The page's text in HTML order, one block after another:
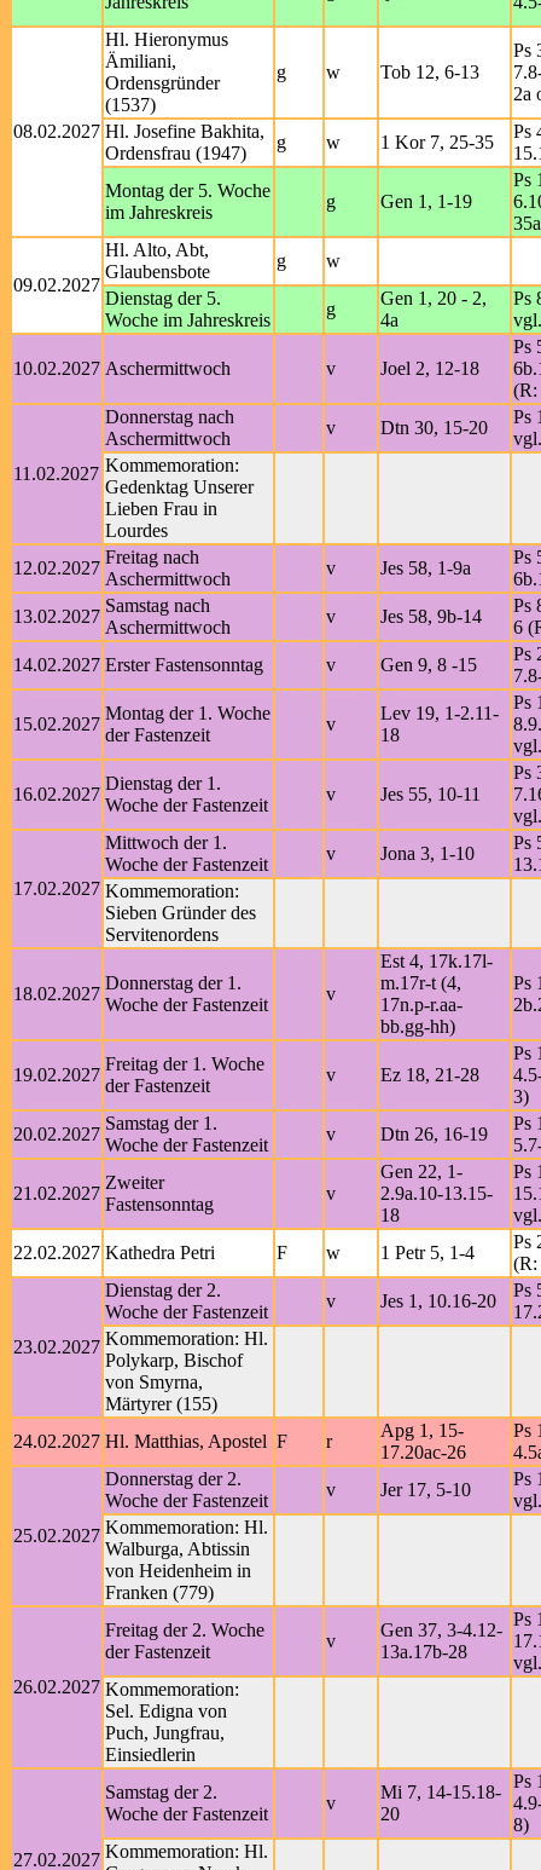
08.02.2027
Hl. Hieronymus
Ämiliani,
Ordensgründer
(1537)
g w Tob 12, 6-13
Ps
2a
Hl. Josefine Bakhita,
Ordensfrau (1947)
g w 1 Kor 7, 25-35
Ps
Montag der 5. Woche
im Jahreskreis
g Gen 1, 1-19
Ps
09.02.2027
Hl. Alto, Abt,
Glaubensbote
g
w
Dienstag der 5.
Woche im Jahreskreis
g
Gen 1, 20 - 2,
4a
Ps
10.02.2027 Aschermittwoch v Joel 2, 12-18
Ps
(R:
11.02.2027
Donnerstag nach
Aschermittwoch
v Dtn 30, 15-20
Ps
Kommemoration:
Gedenktag Unserer
Lieben Frau in
Lourdes
12.02.2027
Freitag nach
Aschermittwoch
v Jes 58, 1-9a
Ps
13.02.2027
Samstag nach
Aschermittwoch
v Jes 58, 9b-14
Ps
6
14.02.2027 Erster Fastensonntag v Gen 9, 8 -15
Ps
15.02.2027
Montag der 1. Woche
der Fastenzeit
v
Lev 19, 1-2.11-
18
Ps
16.02.2027
Dienstag der 1.
Woche der Fastenzeit
v Jes 55, 10-11
Ps
17.02.2027
Mittwoch der 1.
Woche der Fastenzeit
v Jona 3, 1-10
Ps
Kommemoration:
Sieben Gründer des
Servitenordens
18.02.2027
Donnerstag der 1.
Woche der Fastenzeit
v
Est 4, 17k.17l-
m.17r-t (4,
17n.p-r.aa-
bb.gg-hh)
Ps
19.02.2027
Freitag der 1. Woche
der Fastenzeit
v Ez 18, 21-28
Ps
3)
20.02.2027
Samstag der 1.
Woche der Fastenzeit
v Dtn 26, 16-19
Ps
21.02.2027
Zweiter
Fastensonntag
v
Gen 22, 1-
2.9a.10-13.15-
18
Ps
22.02.2027 Kathedra Petri F w 1 Petr 5, 1-4
Ps
(R:
23.02.2027
Dienstag der 2.
Woche der Fastenzeit
v Jes 1, 10.16-20
Ps
Kommemoration: Hl.
Polykarp, Bischof
von Smyrna,
Märtyrer (155)
24.02.2027 Hl. Matthias, Apostel F r
Apg 1, 15-
17.20ac-26
Ps
25.02.2027
Donnerstag der 2.
Woche der Fastenzeit
v Jer 17, 5-10
Ps
Kommemoration: Hl.
Walburga, Abtissin
von Heidenheim in
Franken (779)
26.02.2027
Freitag der 2. Woche
der Fastenzeit
v
Gen 37, 3-4.12-
13a.17b-28
Ps
Kommemoration:
Sel. Edigna von
Puch, Jungfrau,
Einsiedlerin
27.02.2027
Samstag der 2.
Woche der Fastenzeit
v
Mi 7, 14-15.18-
20
Ps
8)
Kommemoration: Hl.